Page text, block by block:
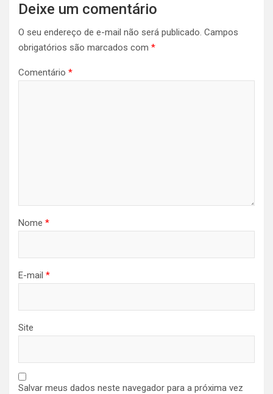
Deixe um comentário
O seu endereço de e-mail não será publicado. Campos
obrigatórios são marcados com *
Comentário *
Nome *
E-mail *
Site
Salvar meus dados neste navegador para a próxima vez